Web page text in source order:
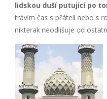
lidskou duší putující po
trávím čas s přáteli nebo s
nikterak neodlišuje od